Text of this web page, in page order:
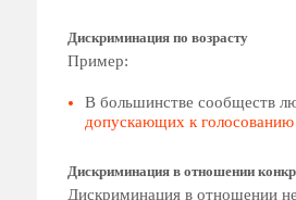
Дискриминация по возрасту
Пример:
В большинстве сообществ
допускающих к
Дискриминация в отношении
Дискриминация в отношении